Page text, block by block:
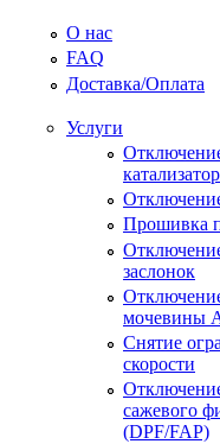
О нас
FAQ
Доставка/Оплата
Услуги
Прошивка
заслонок
мочевины
Снятие
скорости
сажевого
(DPF/FAP)